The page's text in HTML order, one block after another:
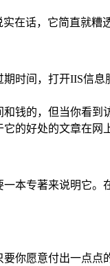
话，它简直就糟透
间，打开IIS信息
的，但当你看到
的好处的文章在网
专著来说明它。在
愿意付出一点点